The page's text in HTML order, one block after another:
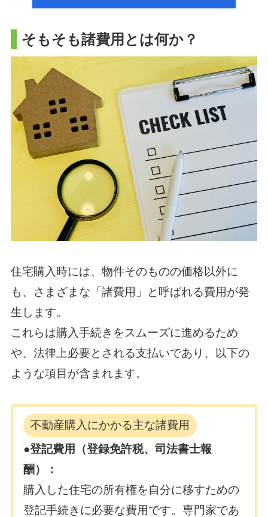
そもそも諸費用とは何か？
住宅購入時には、物件そのものの価格以外に
も、さまざまな「諸費用」と呼ばれる費用が発
生します。
これらは購入手続きをスムーズに進めるため
や、法律上必要とされる支払いであり、以下の
ような項目が含まれます。
不動産購入にかかる主な諸費用
●登記費用（登録免許税、司法書士報
酬）：
購入した住宅の所有権を自分に移すための
登記手続きに必要な費用です。専門家であ